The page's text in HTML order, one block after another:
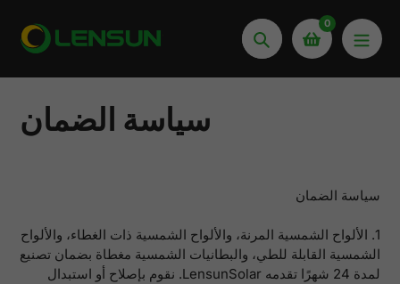
المحتوى
يبحث
0
سياسة الضمان
سياسة الضمان
1. الألواح الشمسية المرنة، والألواح الشمسية ذات الغطاء، والألواح
الشمسية القابلة للطي، والبطانيات الشمسية مغطاة بضمان تصنيع
لمدة 24 شهرًا تقدمه LensunSolar. نقوم بإصلاح أو استبدال